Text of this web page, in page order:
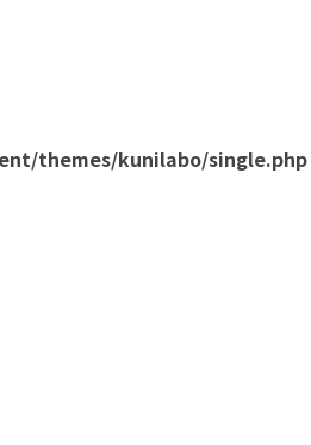
themes/kunilabo/single.php